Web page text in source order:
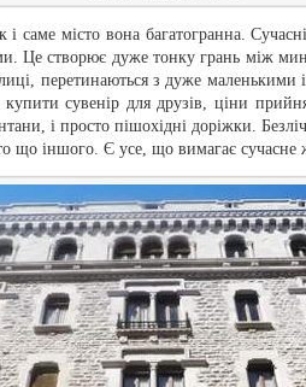
і саме місто вона багатогранна.
Це створює дуже тонку грань між
перетинаються з дуже
сувенір для друзів, ціни
і просто пішохідні доріжки.
що іншого. Є усе, що вимагає сучасне